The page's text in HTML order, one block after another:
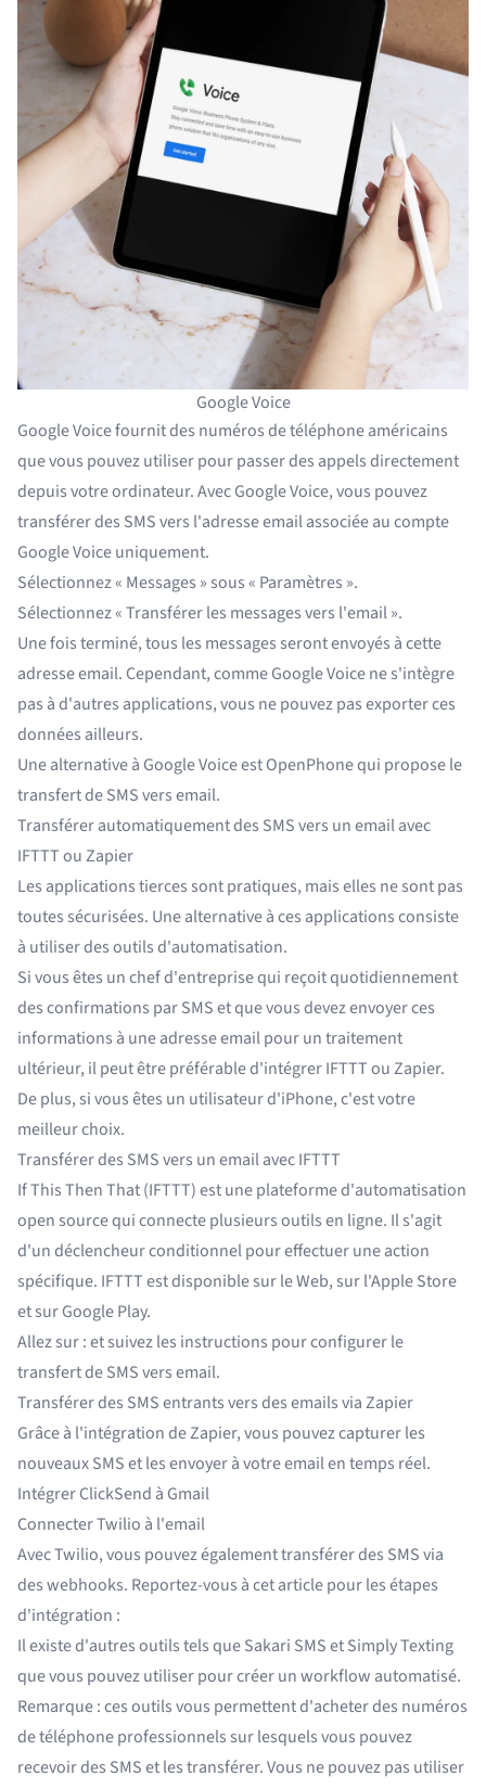
Google Voice
Google Voice fournit des numéros de téléphone américains
que vous pouvez utiliser pour passer des appels directement
depuis votre ordinateur. AvecGoogle Voice, vous pouvez
transférer des SMS vers l'adresse email associée au compte
Google Voice uniquement.
Sélectionnez « Messages » sous « Paramètres ».
Sélectionnez « Transférer les messages vers l'email ».
Une fois terminé, tous les messages seront envoyés à cette
adresse email. Cependant, comme Google Voice ne s'intègre
pas à d'autres applications, vous ne pouvez pas exporter ces
données ailleurs.
Une alternative à Google Voice estOpenPhonequi propose le
transfert de SMS vers email.
Transférer automatiquement des SMS vers un email avec
IFTTT ou Zapier
Les applications tierces sont pratiques, mais elles ne sont pas
toutes sécurisées. Une alternative à ces applications consiste
à utiliser des outils d'automatisation.
Si vous êtes un chef d'entreprise qui reçoit quotidiennement
des confirmations par SMS et que vous devez envoyer ces
informations à une adresse email pour un traitement
ultérieur, il peut être préférable d'intégrer IFTTT ou Zapier.
De plus, si vous êtes un utilisateur d'iPhone, c'est votre
meilleur choix.
Transférer des SMS vers un email avec IFTTT
If This Then That (IFTTT)est une plateforme d'automatisation
open source qui connecte plusieurs outils en ligne. Il s'agit
d'un déclencheur conditionnel pour effectuer une action
spécifique. IFTTT est disponible sur le Web, sur l'Apple Store
et sur Google Play.
Allez sur :et suivez les instructions pour configurer le
transfert de SMS vers email.
Transférer des SMS entrants vers des emails via Zapier
Grâce à l'intégration de Zapier, vous pouvez capturer les
nouveaux SMS et les envoyer à votre email en temps réel.
Intégrer ClickSend à Gmail
Connecter Twilio à l'email
Avec Twilio, vous pouvez également transférer des SMS via
des webhooks. Reportez-vous à cet article pour lesétapes
d'intégration :
Il existe d'autres outils tels que Sakari SMS et Simply Texting
que vous pouvez utiliser pour créer un workflow automatisé.
Remarque : ces outils vous permettent d'acheter des numéros
de téléphone professionnels sur lesquels vous pouvez
recevoir des SMS et les transférer. Vous ne pouvez pas utiliser